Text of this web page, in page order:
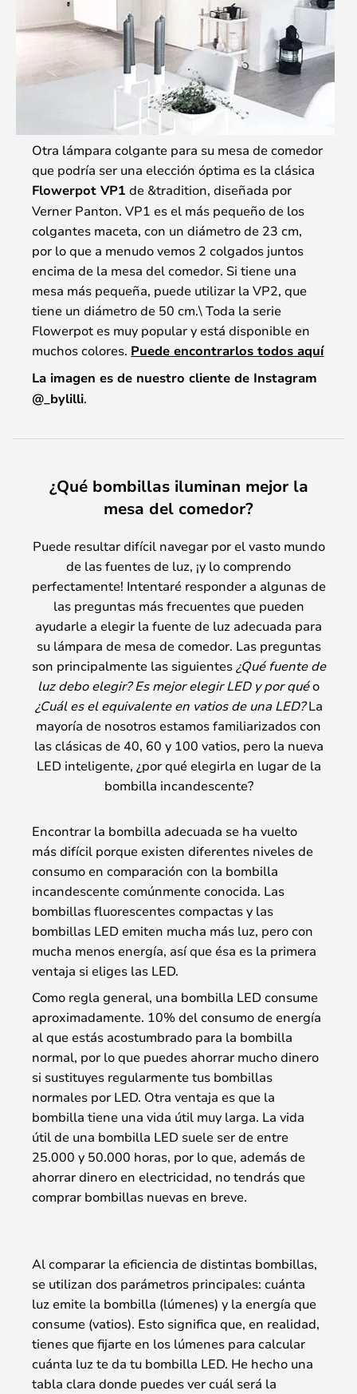
Otra lámpara colgante para su mesa de comedor
que podría ser una elección óptima es la clásica
Flowerpot VP1 de &tradition, diseñada por
Verner Panton. VP1 es el más pequeño de los
colgantes maceta, con un diámetro de 23 cm,
por lo que a menudo vemos 2 colgados juntos
encima de la mesa del comedor. Si tiene una
mesa más pequeña, puede utilizar la VP2, que
tiene un diámetro de 50 cm.\ Toda la serie
Flowerpot es muy popular y está disponible en
muchos colores. Puede encontrarlos todos aquí
La imagen es de nuestro cliente de Instagram
@_bylilli.
¿Qué bombillas iluminan mejor la
mesa del comedor?
Puede resultar difícil navegar por el vasto mundo
de las fuentes de luz, ¡y lo comprendo
perfectamente! Intentaré responder a algunas de
las preguntas más frecuentes que pueden
ayudarle a elegir la fuente de luz adecuada para
su lámpara de mesa de comedor. Las preguntas
son principalmente las siguientes ¿Qué fuente de
luz debo elegir? Es mejor elegir LED y por quéo
¿Cuál es el equivalente en vatios de una LED?La
mayoría de nosotros estamos familiarizados con
las clásicas de 40, 60 y 100 vatios, pero la nueva
LED inteligente, ¿por qué elegirla en lugar de la
bombilla incandescente?
Encontrar la bombilla adecuada se ha vuelto
más difícil porque existen diferentes niveles de
consumo en comparación con la bombilla
incandescente comúnmente conocida. Las
bombillas fluorescentes compactas y las
bombillas LED emiten mucha más luz, pero con
mucha menos energía, así que ésa es la primera
ventaja si eliges las LED.
Como regla general, una bombilla LED consume
aproximadamente. 10% del consumo de energía
al que estás acostumbrado para la bombilla
normal, por lo que puedes ahorrar mucho dinero
si sustituyes regularmente tus bombillas
normales por LED. Otra ventaja es que la
bombilla tiene una vida útil muy larga. La vida
útil de una bombilla LED suele ser de entre
25.000 y 50.000 horas, por lo que, además de
ahorrar dinero en electricidad, no tendrás que
comprar bombillas nuevas en breve.
Al comparar la eficiencia de distintas bombillas,
se utilizan dos parámetros principales: cuánta
luz emite la bombilla (lúmenes) y la energía que
consume (vatios). Esto significa que, en realidad,
tienes que fijarte en los lúmenes para calcular
cuánta luz te da tu bombilla LED. He hecho una
tabla clara donde puedes ver cuál será la